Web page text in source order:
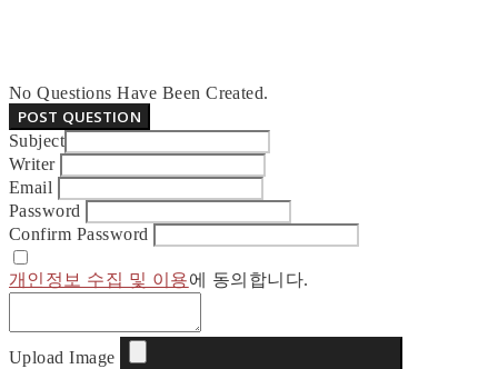
No Questions Have Been Created.
POST QUESTION
Subject
Writer
Email
Password
Confirm Password
개인정보 수집 및 이용에 동의합니다.
Upload Image